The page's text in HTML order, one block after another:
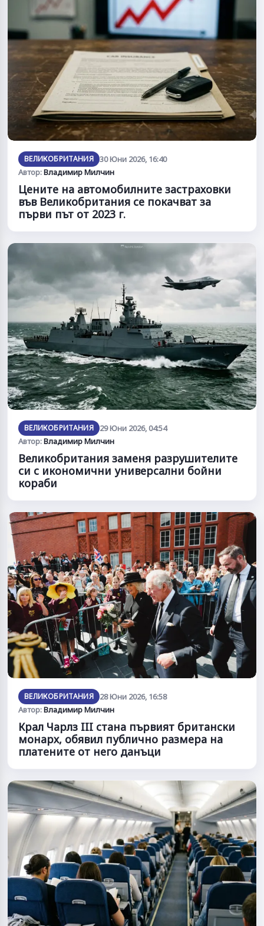
ВЕЛИКОБРИТАНИЯ 30 Юни 2026, 16:40
Автор:Владимир Милчин
Цените на автомобилните застраховки
във Великобритания се покачват за
първи път от 2023 г.
ВЕЛИКОБРИТАНИЯ
29 Юни 2026, 04:54
Автор:Владимир Милчин
Великобритания заменя разрушителите
си с икономични универсални бойни
кораби
ВЕЛИКОБРИТАНИЯ
28 Юни 2026, 16:58
Автор:Владимир Милчин
Крал Чарлз III стана първият британски
монарх, обявил публично размера на
платените от него данъци